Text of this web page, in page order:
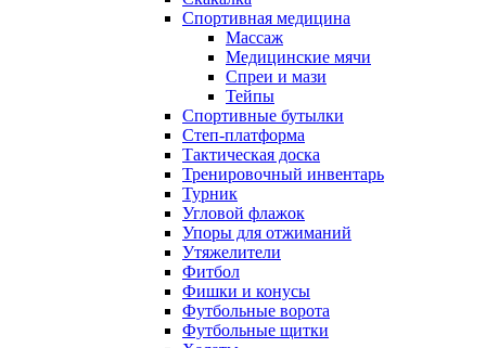
Спортивная медицина
Массаж
Медицинские мячи
Спреи и мази
Тейпы
Спортивные бутылки
Степ-платформа
Тактическая доска
Тренировочный инвентарь
Турник
Угловой флажок
Упоры для отжиманий
Утяжелители
Фитбол
Фишки и конусы
Футбольные ворота
Футбольные щитки